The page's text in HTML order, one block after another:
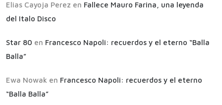
Elias Cayoja Perez en Fallece Mauro Farina, una leyenda
del Italo Disco
Star 80 en Francesco Napoli: recuerdos y el eterno “Balla
Balla”
Ewa Nowak en Francesco Napoli: recuerdos y el eterno
“Balla Balla”